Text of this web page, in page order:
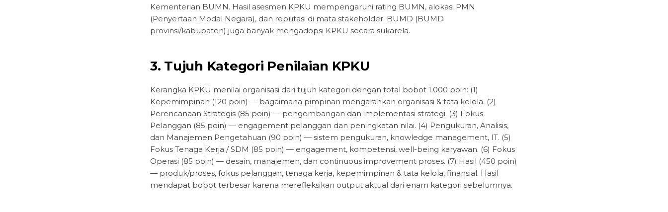
Kementerian BUMN. Hasil asesmen KPKU mempengaruhi rating BUMN, alokasi PMN
(Penyertaan Modal Negara), dan reputasi di mata stakeholder. BUMD (BUMD
provinsi/kabupaten) juga banyak mengadopsi KPKU secara sukarela.
3. Tujuh Kategori Penilaian KPKU
Kerangka KPKU menilai organisasi dari tujuh kategori dengan total bobot 1.000 poin: (1)
Kepemimpinan (120 poin) — bagaimana pimpinan mengarahkan organisasi & tata kelola. (2)
Perencanaan Strategis (85 poin) — pengembangan dan implementasi strategi. (3) Fokus
Pelanggan (85 poin) — engagement pelanggan dan peningkatan nilai. (4) Pengukuran, Analisis,
dan Manajemen Pengetahuan (90 poin) — sistem pengukuran, knowledge management, IT. (5)
Fokus Tenaga Kerja / SDM (85 poin) — engagement, kompetensi, well-being karyawan. (6) Fokus
Operasi (85 poin) — desain, manajemen, dan continuous improvement proses. (7) Hasil (450 poin)
— produk/proses, fokus pelanggan, tenaga kerja, kepemimpinan & tata kelola, finansial. Hasil
mendapat bobot terbesar karena merefleksikan output aktual dari enam kategori sebelumnya.